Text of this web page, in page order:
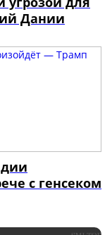
Дании
с генсеком